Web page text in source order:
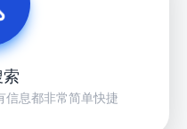
信息都非常简单快捷